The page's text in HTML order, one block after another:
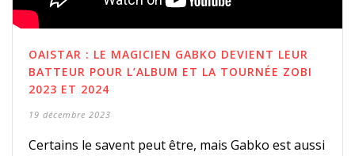
OAISTAR : LE MAGICIEN GABKO DEVIENT LEUR
BATTEUR POUR L’ALBUM ET LA TOURNÉE ZOBI
2023 ET 2024
19 décembre 2023
Certains le savent peut être, mais Gabko est aussi